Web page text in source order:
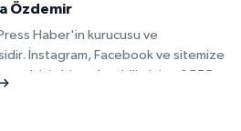
Özdemir
Haber'in kurucusu ve
İnstagram, Facebook ve sitemize
için bize ulaşabilirsiniz - 0555